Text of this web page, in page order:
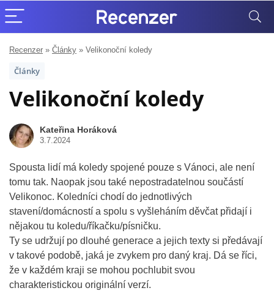
Recenzer » Články » Velikonoční koledy
Články
Velikonoční koledy
Kateřina Horáková
3.7.2024
Spousta lidí má koledy spojené pouze s Vánoci, ale není
tomu tak. Naopak jsou také nepostradatelnou součástí
Velikonoc. Koledníci chodí do jednotlivých
stavení/domácností a spolu s vyšleháním děvčat přidají i
nějakou tu koledu/říkačku/písničku.
Ty se udržují po dlouhé generace a jejich texty si předávají
v takové podobě, jaká je zvykem pro daný kraj. Dá se říci,
že v každém kraji se mohou pochlubit svou
charakteristickou originální verzí.